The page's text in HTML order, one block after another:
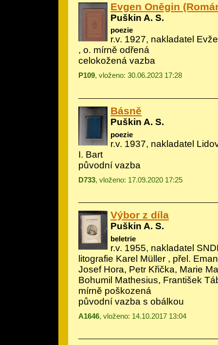
Evgen Oněgin
Puškin A. S.
poezie
r.v. 1927, nakladatel
, o. mírně odřená
celokožená vazba
P109, vloženo: 30.06.2023 17:28
Básně
Puškin A. S.
poezie
r.v. 1937, nakladatel
I. Bart
původní vazba
D733, vloženo: 17.09.2020 17:25
Výbor z díla
Puškin A. S.
beletrie
r.v. 1955, nakladatel
litografie Karel Müller , přel.
Josef Hora, Petr Křička, Marie
Bohumil Mathesius, František
mírně poškozená
původní vazba s obálkou
A1646, vloženo: 14.10.2017 13:04